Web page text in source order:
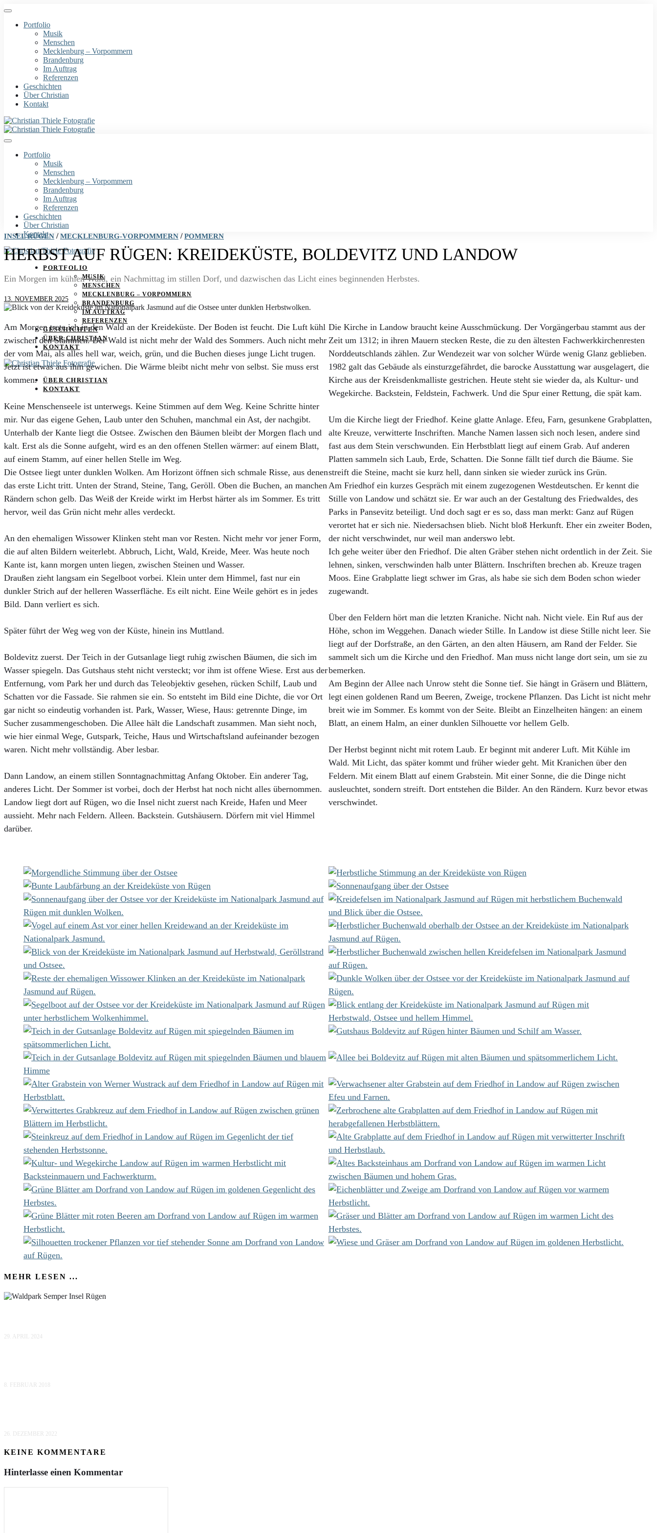
Portfolio
Musik
Menschen
Mecklenburg – Vorpommern
Brandenburg
Im Auftrag
Referenzen
Geschichten
Über Christian
Kontakt
Portfolio
Musik
Menschen
Mecklenburg – Vorpommern
Brandenburg
Im Auftrag
Referenzen
Geschichten
Über Christian
Kontakt
PORTFOLIO
MUSIK
MENSCHEN
MECKLENBURG – VORPOMMERN
BRANDENBURG
IM AUFTRAG
REFERENZEN
GESCHICHTEN
ÜBER CHRISTIAN
KONTAKT
ÜBER CHRISTIAN
KONTAKT
INSEL RÜGEN / MECKLENBURG-VORPOMMERN / POMMERN
HERBST AUF RÜGEN: KREIDEKÜSTE, BOLDEVITZ UND LANDOW
Ein Morgen im kühlen Wald, ein Nachmittag im stillen Dorf, und dazwischen das Licht eines beginnenden Herbstes.
13. NOVEMBER 2025
Am Morgen trete ich in den Wald an der Kreideküste. Der Boden ist feucht. Die Luft kühl
zwischen den Stämmen. Der Wald ist nicht mehr der Wald des Sommers. Auch nicht mehr
der vom Mai, als alles hell war, weich, grün, und die Buchen dieses junge Licht trugen.
Jetzt ist etwas aus ihm gewichen. Die Wärme bleibt nicht mehr von selbst. Sie muss erst
kommen.
Keine Menschenseele ist unterwegs. Keine Stimmen auf dem Weg. Keine Schritte hinter
mir. Nur das eigene Gehen, Laub unter den Schuhen, manchmal ein Ast, der nachgibt.
Unterhalb der Kante liegt die Ostsee. Zwischen den Bäumen bleibt der Morgen flach und
kalt. Erst als die Sonne aufgeht, wird es an den offenen Stellen wärmer: auf einem Blatt,
auf einem Stamm, auf einer hellen Stelle im Weg.
Die Ostsee liegt unter dunklen Wolken. Am Horizont öffnen sich schmale Risse, aus denen
das erste Licht tritt. Unten der Strand, Steine, Tang, Geröll. Oben die Buchen, an manchen
Rändern schon gelb. Das Weiß der Kreide wirkt im Herbst härter als im Sommer. Es tritt
hervor, weil das Grün nicht mehr alles verdeckt.
An den ehemaligen Wissower Klinken steht man vor Resten. Nicht mehr vor jener Form,
die auf alten Bildern weiterlebt. Abbruch, Licht, Wald, Kreide, Meer. Was heute noch
Kante ist, kann morgen unten liegen, zwischen Steinen und Wasser.
Draußen zieht langsam ein Segelboot vorbei. Klein unter dem Himmel, fast nur ein
dunkler Strich auf der helleren Wasserfläche. Es eilt nicht. Eine Weile gehört es in jedes
Bild. Dann verliert es sich.
Später führt der Weg weg von der Küste, hinein ins Muttland.
Boldevitz zuerst. Der Teich in der Gutsanlage liegt ruhig zwischen Bäumen, die sich im
Wasser spiegeln. Das Gutshaus steht nicht versteckt; vor ihm ist offene Wiese. Erst aus der
Entfernung, vom Park her und durch das Teleobjektiv gesehen, rücken Schilf, Laub und
Schatten vor die Fassade. Sie rahmen sie ein. So entsteht im Bild eine Dichte, die vor Ort
gar nicht so eindeutig vorhanden ist. Park, Wasser, Wiese, Haus: getrennte Dinge, im
Sucher zusammengeschoben. Die Allee hält die Landschaft zusammen. Man sieht noch,
wie hier einmal Wege, Gutspark, Teiche, Haus und Wirtschaftsland aufeinander bezogen
waren. Nicht mehr vollständig. Aber lesbar.
Dann Landow, an einem stillen Sonntagnachmittag Anfang Oktober. Ein anderer Tag,
anderes Licht. Der Sommer ist vorbei, doch der Herbst hat noch nicht alles übernommen.
Landow liegt dort auf Rügen, wo die Insel nicht zuerst nach Kreide, Hafen und Meer
aussieht. Mehr nach Feldern. Alleen. Backstein. Gutshäusern. Dörfern mit viel Himmel
darüber.
Die Kirche in Landow braucht keine Ausschmückung. Der Vorgängerbau stammt aus der
Zeit um 1312; in ihren Mauern stecken Reste, die zu den ältesten Fachwerkkirchenresten
Norddeutschlands zählen. Zur Wendezeit war von solcher Würde wenig Glanz geblieben.
1982 galt das Gebäude als einsturzgefährdet, die barocke Ausstattung war ausgelagert, die
Kirche aus der Kreisdenkmalliste gestrichen. Heute steht sie wieder da, als Kultur- und
Wegekirche. Backstein, Feldstein, Fachwerk. Und die Spur einer Rettung, die spät kam.
Um die Kirche liegt der Friedhof. Keine glatte Anlage. Efeu, Farn, gesunkene Grabplatten,
alte Kreuze, verwitterte Inschriften. Manche Namen lassen sich noch lesen, andere sind
fast aus dem Stein verschwunden. Ein Herbstblatt liegt auf einem Grab. Auf anderen
Platten sammeln sich Laub, Erde, Schatten. Die Sonne fällt tief durch die Bäume. Sie
streift die Steine, macht sie kurz hell, dann sinken sie wieder zurück ins Grün.
Am Friedhof ein kurzes Gespräch mit einem zugezogenen Westdeutschen. Er kennt die
Stille von Landow und schätzt sie. Er war auch an der Gestaltung des Friedwaldes, des
Parks in Pansevitz beteiligt. Und doch sagt er es so, dass man merkt: Ganz auf Rügen
verortet hat er sich nie. Niedersachsen blieb. Nicht bloß Herkunft. Eher ein zweiter Boden,
der nicht verschwindet, nur weil man anderswo lebt.
Ich gehe weiter über den Friedhof. Die alten Gräber stehen nicht ordentlich in der Zeit. Sie
lehnen, sinken, verschwinden halb unter Blättern. Inschriften brechen ab. Kreuze tragen
Moos. Eine Grabplatte liegt schwer im Gras, als habe sie sich dem Boden schon wieder
zugewandt.
Über den Feldern hört man die letzten Kraniche. Nicht nah. Nicht viele. Ein Ruf aus der
Höhe, schon im Weggehen. Danach wieder Stille. In Landow ist diese Stille nicht leer. Sie
liegt auf der Dorfstraße, an den Gärten, an den alten Häusern, am Rand der Felder. Sie
sammelt sich um die Kirche und den Friedhof. Man muss nicht lange dort sein, um sie zu
bemerken.
Am Beginn der Allee nach Unrow steht die Sonne tief. Sie hängt in Gräsern und Blättern,
legt einen goldenen Rand um Beeren, Zweige, trockene Pflanzen. Das Licht ist nicht mehr
breit wie im Sommer. Es kommt von der Seite. Bleibt an Einzelheiten hängen: an einem
Blatt, an einem Halm, an einer dunklen Silhouette vor hellem Gelb.
Der Herbst beginnt nicht mit rotem Laub. Er beginnt mit anderer Luft. Mit Kühle im
Wald. Mit Licht, das später kommt und früher wieder geht. Mit Kranichen über den
Feldern. Mit einem Blatt auf einem Grabstein. Mit einer Sonne, die die Dinge nicht
ausleuchtet, sondern streift. Dort entstehen die Bilder. An den Rändern. Kurz bevor etwas
verschwindet.
MEHR LESEN ...
29. APRIL 2024
8. FEBRUAR 2018
26. DEZEMBER 2022
KEINE KOMMENTARE
Hinterlasse einen Kommentar